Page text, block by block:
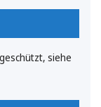
siehe